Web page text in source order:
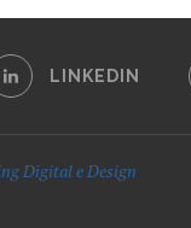
LINKEDIN
Digital e Design